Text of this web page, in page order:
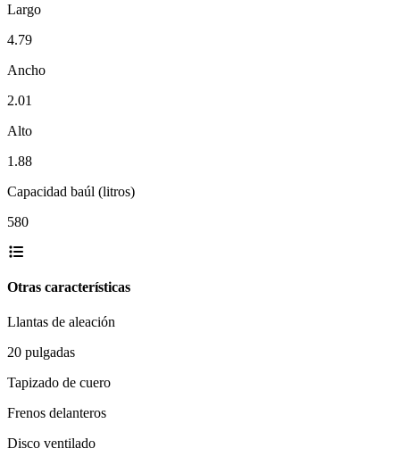
Largo
4.79
Ancho
2.01
Alto
1.88
Capacidad baúl (litros)
580
Otras características
Llantas de aleación
20 pulgadas
Tapizado de cuero
Frenos delanteros
Disco ventilado